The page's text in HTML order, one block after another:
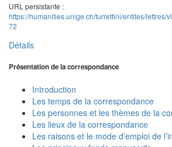
URL persistante :
https://humanities.unige.ch/turrettini/entites/lettres/
72
Détails
Présentation de la correspondance
Introduction
Les temps de la correspondance
Les personnes et les thèmes de la
Les lieux de la correspondance
Les raisons et le mode d’emploi de